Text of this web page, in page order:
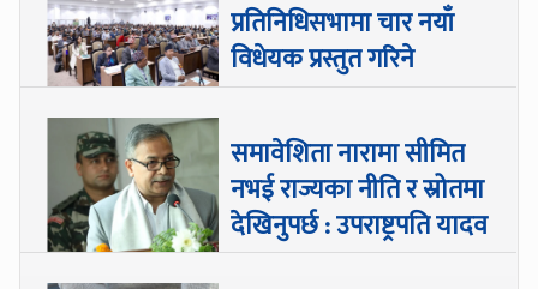
प्रतिनिधिसभामा चार नयाँ
विधेयक प्रस्तुत गरिने
समावेशिता नारामा सीमित
नभई राज्यका नीति र स्रोतमा
देखिनुपर्छ : उपराष्ट्रपति यादव